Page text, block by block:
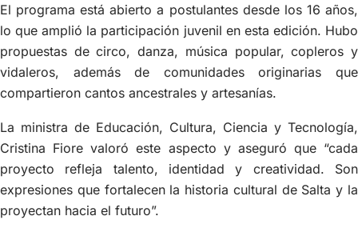
El programa está abierto a postulantes desde los 16 años,
lo que amplió la participación juvenil en esta edición. Hubo
propuestas de circo, danza, música popular, copleros y
vidaleros, además de comunidades originarias que
compartieron cantos ancestrales y artesanías.
La ministra de Educación, Cultura, Ciencia y Tecnología,
Cristina Fiore valoró este aspecto y aseguró que “cada
proyecto refleja talento, identidad y creatividad. Son
expresiones que fortalecen la historia cultural de Salta y la
proyectan hacia el futuro”.